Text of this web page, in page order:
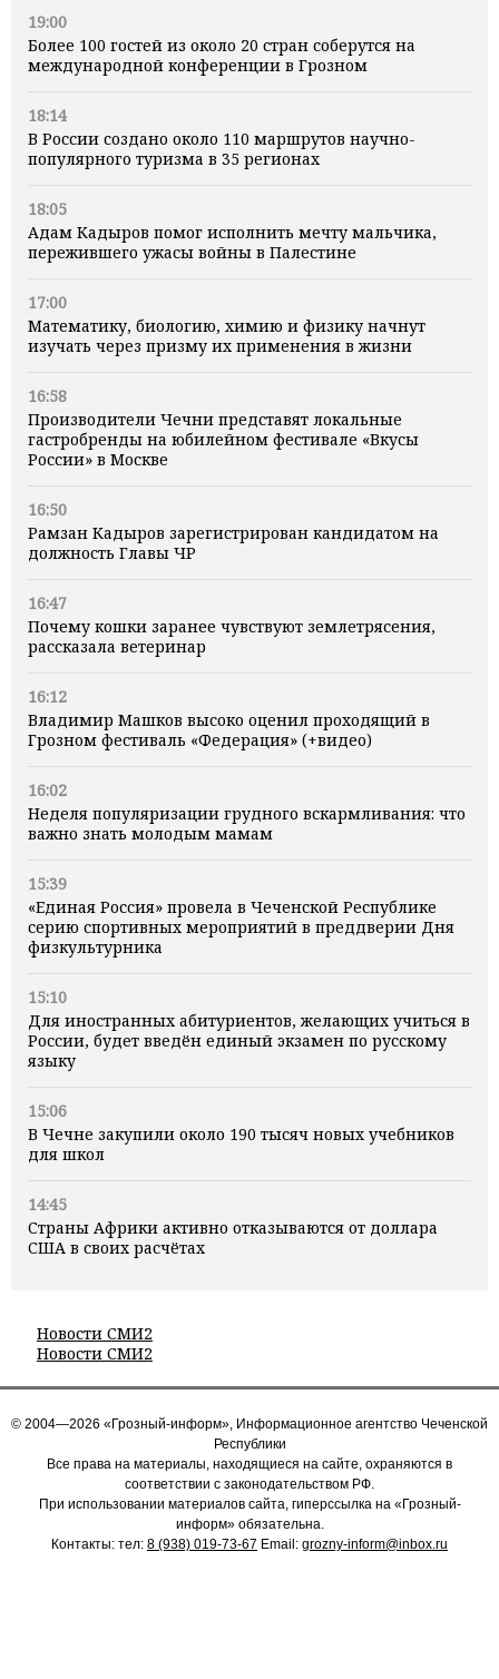
19:00
Более 100 гостей из около 20 стран соберутся на
международной конференции в Грозном
18:14
В России создано около 110 маршрутов научно-
популярного туризма в 35 регионах
18:05
Адам Кадыров помог исполнить мечту мальчика,
пережившего ужасы войны в Палестине
17:00
Математику, биологию, химию и физику начнут
изучать через призму их применения в жизни
16:58
Производители Чечни представят локальные
гастробренды на юбилейном фестивале «Вкусы
России» в Москве
16:50
Рамзан Кадыров зарегистрирован кандидатом на
должность Главы ЧР
16:47
Почему кошки заранее чувствуют землетрясения,
рассказала ветеринар
16:12
Владимир Машков высоко оценил проходящий в
Грозном фестиваль «Федерация» (+видео)
16:02
Неделя популяризации грудного вскармливания: что
важно знать молодым мамам
15:39
«Единая Россия» провела в Чеченской Республике
серию спортивных мероприятий в преддверии Дня
физкультурника
15:10
Для иностранных абитуриентов, желающих учиться в
России, будет введён единый экзамен по русскому
языку
15:06
В Чечне закупили около 190 тысяч новых учебников
для школ
14:45
Страны Африки активно отказываются от доллара
США в своих расчётах
Новости СМИ2
Новости СМИ2
© 2004—2026 «Грозный-информ», Информационное агентство Чеченской
Республики
Все права на материалы, находящиеся на сайте, охраняются в
соответствии с законодательством РФ.
При использовании материалов сайта, гиперссылка на «Грозный-
информ» обязательна.
Контакты: тел: 8 (938) 019-73-67 Email: grozny-inform@inbox.ru